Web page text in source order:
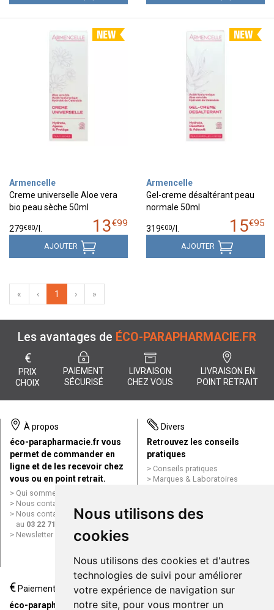
Nous utilisons des
cookies
Nous utilisons des cookies et d'autres
technologies de suivi pour améliorer
votre expérience de navigation sur
notre site, pour vous montrer un
Armencelle
Creme universelle Aloe vera
bio peau sèche 50ml
13€99
279€80/
AJOUTER
Armencelle
Gel-creme désaltérant peau
normale 50ml
15€95
319€00/
AJOUTER
« ‹ 1 › »
Les avantages de ÉCO-PARAPHARMACIE.FR
€
PRIX
CHOIX
PAIEMENT
SÉCURISÉ
LIVRAISON
CHEZ VOUS
LIVRAISON EN
POINT RETRAIT
À propos
éco-parapharmacie.fr vous
permet de commander en
ligne et de les recevoir chez
vous ou en point retrait.
Qui sommes nous ?
Nous contacter par e-mail
Nous contacter par téléphone
au 03 22 71 64 10
Newsletter
Divers
Retrouvez les conseils
pratiques
Conseils pratiques
Marques & Laboratoires
Mentions légales
Données personnelles
ligne
€ Paiement
éco-parapharmacie.fr offre
Livraison / Point retrait
Commandez en ligne et